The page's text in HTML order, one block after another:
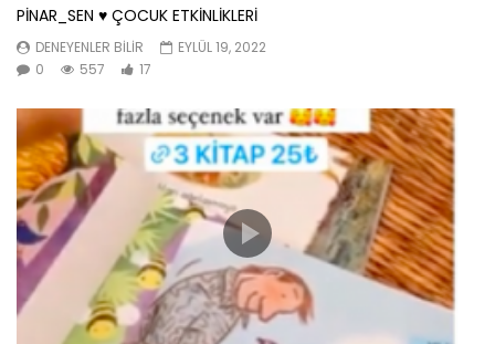
PİNAR_SEN ♥️ ÇOCUK ETKİNLİKLERİ
DENEYENLER BILIR
EYLÜL 19, 2022
0
557 17